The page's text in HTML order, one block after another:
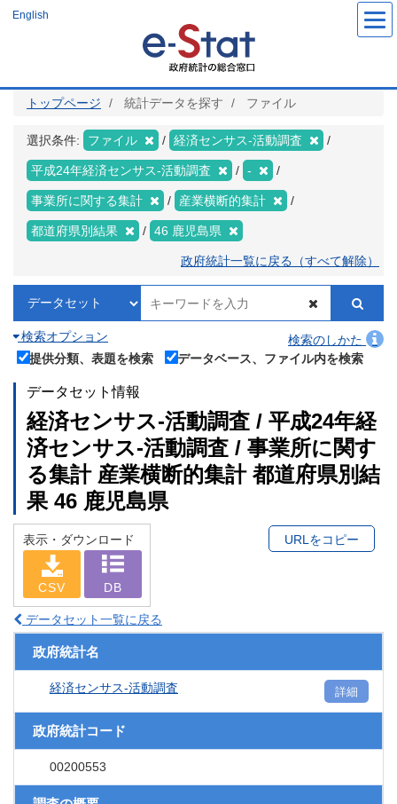
ツ
English
トップページ 統計データを探す ファイル
選択条件: ファイル 経済センサス‐活動調査
平成24年経済センサス‐活動調査 -
事業所に関する集計 産業横断的集計
都道府県別結果 46 鹿児島県
政府統計一覧に戻る（すべて解除）
検索オプション
検索のしかた
提供分類、表題を検索
データベース、ファイル内を検索
データセット情報
経済センサス‐活動調査 / 平成24年経
済センサス‐活動調査 / 事業所に関す
る集計 産業横断的集計 都道府県別結
果 46 鹿児島県
表示・ダウンロード
CSV DB
URLをコピー
データセット一覧に戻る
政府統計名
経済センサス‐活動調査 詳細
政府統計コード
00200553